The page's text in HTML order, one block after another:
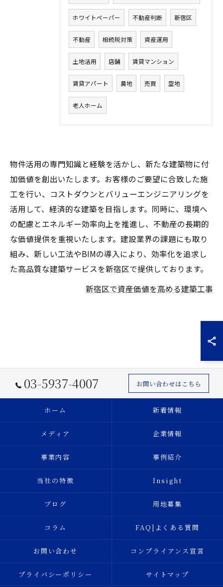
ホワイトペーパー 不動産判断 新宿区
不動産 相続税対策 資産運用
土地活用 店舗 賃貸マンション
賃貸アパート 農地 売買 空地
老人ホーム
物件活用の専門知識と経験を活かし、新たな建築物に付
加価値を創出いたします。お客様のご要望に合致した施
工を行い、コストダウンとバリューエンジニアリングを
活用して、経済的な建築を目指します。同時に、環境へ
の配慮とエネルギー効率向上を推進し、不動産の長期的
な価値提供を重視いたします。建設業界の課題にも取り
組み、新しい工法やBIMの導入により、効率化を追求し
た高品質な建築サービスを新宿区で提供しております。
新宿区で資産価値を高める建築工事
03-5937-4007 お問い合わせはこちら
ホーム 新着情報
メディア 企業情報
事業内容 事例紹介
当社の特徴 Insight
ブログ 用地募集
コラム FAQ|よくある質問
お問い合わせ コンプライアンス宣言
プライバシーポリシー サイトマップ